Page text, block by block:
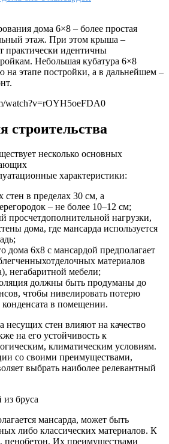
дома 6×8 – более простая
этаж. При этом крыша –
практически идентичны
Небольшая кубатура 6×8
на этапе постройки, а в дальнейшем –
watch?v=rOYH5oeFDA0
строительства
несколько основных
характеристики:
в пределах 30 см, а
– не более 10–12 см;
просчетдополнительной нагрузки,
дома, где мансарда используется
дома 6х8 с мансардой предполагает
материалов
негабаритной мебели;
должны быть продуманы до
чтобы нивелировать потерю
конденсата в помещении.
несущих стен влияют на качество
на его устойчивость к
климатическим условиям.
со своими преимуществами,
выбрать наиболее релевантный
мансарда, может быть
либо классических материалов. К
пенобетон. Их преимуществами